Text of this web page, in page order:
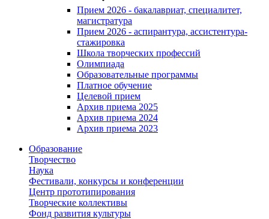
Прием 2026 - бакалавриат, специалитет,
магистратура
Прием 2026 - аспирантура, ассистентура-
стажировка
Школа творческих профессий
Олимпиада
Образовательные программы
Платное обучение
Целевой прием
Архив приема 2025
Архив приема 2024
Архив приема 2023
Образование
Творчество
Наука
Фестивали, конкурсы и конференции
Центр прототипирования
Творческие коллективы
Фонд развития культуры